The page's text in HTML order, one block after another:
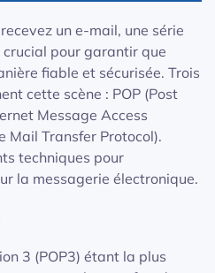
un e-mail, une série
pour garantir que
fiable et sécurisée. Trois
cette scène : POP (Post
Message Access
Mail Transfer Protocol).
techniques pour
la messagerie électronique.
3 (POP3) étant la plus